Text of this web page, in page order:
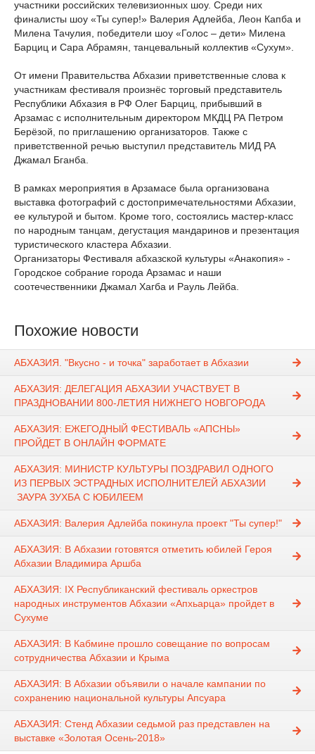
участники российских телевизионных шоу. Среди них
финалисты шоу «Ты супер!» Валерия Адлейба, Леон Капба и
Милена Тачулия, победители шоу «Голос – дети» Милена
Барциц и Сара Абрамян, танцевальный коллектив «Сухум».
От имени Правительства Абхазии приветственные слова к
участникам фестиваля произнёс торговый представитель
Республики Абхазия в РФ Олег Барциц, прибывший в
Арзамас с исполнительным директором МКДЦ РА Петром
Берёзой, по приглашению организаторов. Также с
приветственной речью выступил представитель МИД РА
Джамал Бганба.
В рамках мероприятия в Арзамасе была организована
выставка фотографий с достопримечательностями Абхазии,
ее культурой и бытом. Кроме того, состоялись мастер-класс
по народным танцам, дегустация мандаринов и презентация
туристического кластера Абхазии.
Организаторы Фестиваля абхазской культуры «Анакопия» -
Городское собрание города Арзамас и наши
соотечественники Джамал Хагба и Рауль Лейба.
Похожие новости
АБХАЗИЯ. "Вкусно - и точка" заработает в Абхазии
АБХАЗИЯ: ДЕЛЕГАЦИЯ АБХАЗИИ УЧАСТВУЕТ В
ПРАЗДНОВАНИИ 800-ЛЕТИЯ НИЖНЕГО НОВГОРОДА
АБХАЗИЯ: ЕЖЕГОДНЫЙ ФЕСТИВАЛЬ «АПСНЫ»
ПРОЙДЕТ В ОНЛАЙН ФОРМАТЕ
АБХАЗИЯ: МИНИСТР КУЛЬТУРЫ ПОЗДРАВИЛ ОДНОГО
ИЗ ПЕРВЫХ ЭСТРАДНЫХ ИСПОЛНИТЕЛЕЙ АБХАЗИИ
ЗАУРА ЗУХБА С ЮБИЛЕЕМ
АБХАЗИЯ: Валерия Адлейба покинула проект "Ты супер!"
АБХАЗИЯ: В Абхазии готовятся отметить юбилей Героя
Абхазии Владимира Аршба
АБХАЗИЯ: IX Республиканский фестиваль оркестров
народных инструментов Абхазии «Апхьарца» пройдет в
Сухуме
АБХАЗИЯ: В Кабмине прошло совещание по вопросам
сотрудничества Абхазии и Крыма
АБХАЗИЯ: В Абхазии объявили о начале кампании по
сохранению национальной культуры Апсуара
АБХАЗИЯ: Стенд Абхазии седьмой раз представлен на
выставке «Золотая Осень-2018»